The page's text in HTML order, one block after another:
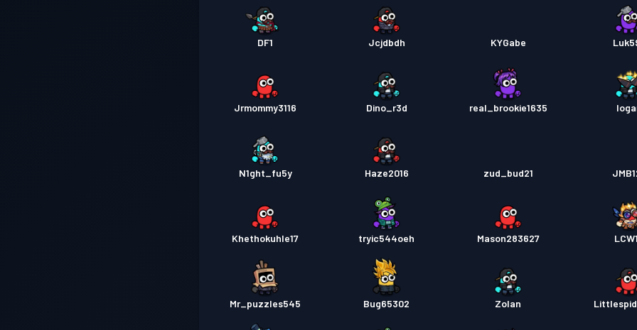
DF1 Jcjdbdh KYGabe
Jrmommy3116 Dino_r3d real_brookie1635
N1ght_fu5y Haze2016 zud_bud21
Khethokuhle17 tryic544oeh Mason283627
Mr_puzzles545 Bug65302 Zolan